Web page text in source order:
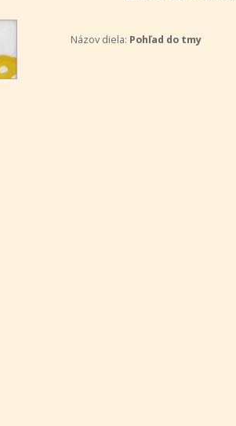
Názov diela: Pohľad do tmy